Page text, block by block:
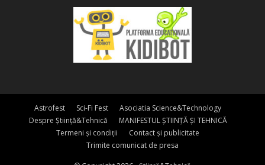
Astrofest Sci-Fi Fest
Asociatia Science&Technology
Despre Știință&Tehnică
MANIFESTUL ȘTIINȚĂ ȘI TEHNICĂ
Termeni și condiții
Contact și publicitate
Trimite comunicat de presa